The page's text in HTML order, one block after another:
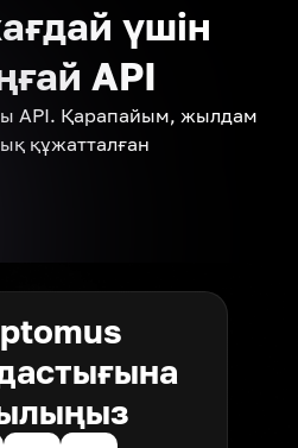
үшін
API
API. Қарапайым, жылдам
құжатталған